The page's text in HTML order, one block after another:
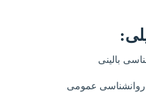
بالینی
عمومی